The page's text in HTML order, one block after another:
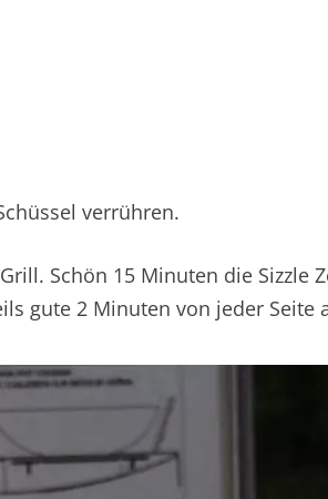
verrühren.
Schön 15 Minuten die Sizzle
gute 2 Minuten von jeder Seite